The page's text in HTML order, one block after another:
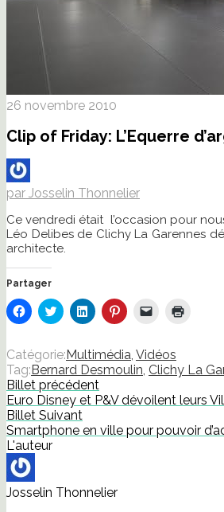
26 novembre 2010
Clip of Friday: L’Equerre
par Josselin Thonnelier
Ce vendredi était l’occasion pour
Léo Delibes de Clichy La Garennes
architecte.
Partager
Cliquez
pour
Facebook(ouvre
dans
une
nouvelle
fenêtre)
Cliquez
pour
Twitter(ouvre
dans
une
nouvelle
fenêtre)
Cliquez
pour
LinkedIn(ouvre
dans
une
nouvelle
fenêtre)
Cliquez
pour
Pinterest(ouvre
dans
une
fenêtre)
Cliquer
pour
lien
par
e-
à
un
une
fenêtre)
Catégorie: Multimédia, Vidéos
Tag: Bernard Desmoulin, Clichy La
Billet précédent
Euro Disney et P&V dévoilent leurs
Billet Suivant
Smartphone en ville pour pouvoir
L'auteur
Josselin Thonnelier